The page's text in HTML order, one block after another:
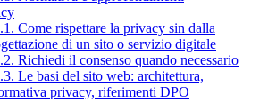
Come rispettare la privacy sin dalla
di un sito o servizio digitale
Richiedi il consenso quando necessario
Le basi del sito web: architettura,
privacy, riferimenti DPO